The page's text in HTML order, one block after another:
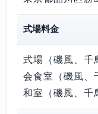
式場料金
式場（磯風、
会食室（磯風
和室（磯風、